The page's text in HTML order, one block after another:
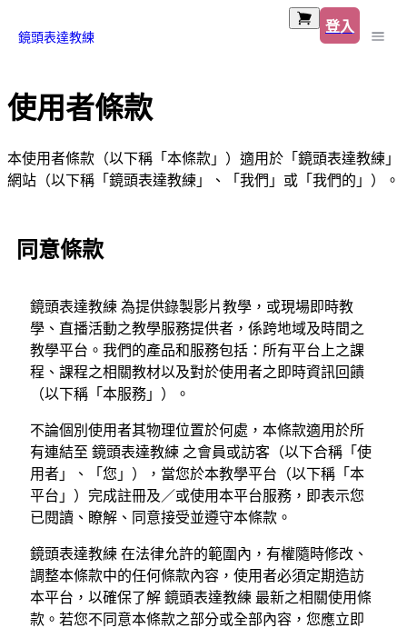
鏡頭表達教練
登入
使用者條款
本使用者條款（以下稱「本條款」）適用於「鏡頭表達教練」
網站（以下稱「鏡頭表達教練」、「我們」或「我們的」）。
同意條款
鏡頭表達教練 為提供錄製影片教學，或現場即時教
學、直播活動之教學服務提供者，係跨地域及時間之
教學平台。我們的產品和服務包括：所有平台上之課
程、課程之相關教材以及對於使用者之即時資訊回饋
（以下稱「本服務」）。
不論個別使用者其物理位置於何處，本條款適用於所
有連結至 鏡頭表達教練 之會員或訪客（以下合稱「使
用者」、「您」），當您於本教學平台（以下稱「本
平台」）完成註冊及／或使用本平台服務，即表示您
已閱讀、瞭解、同意接受並遵守本條款。
鏡頭表達教練 在法律允許的範圍內，有權隨時修改、
調整本條款中的任何條款內容，使用者必須定期造訪
本平台，以確保了解 鏡頭表達教練 最新之相關使用條
款。若您不同意本條款之部分或全部內容，您應立即